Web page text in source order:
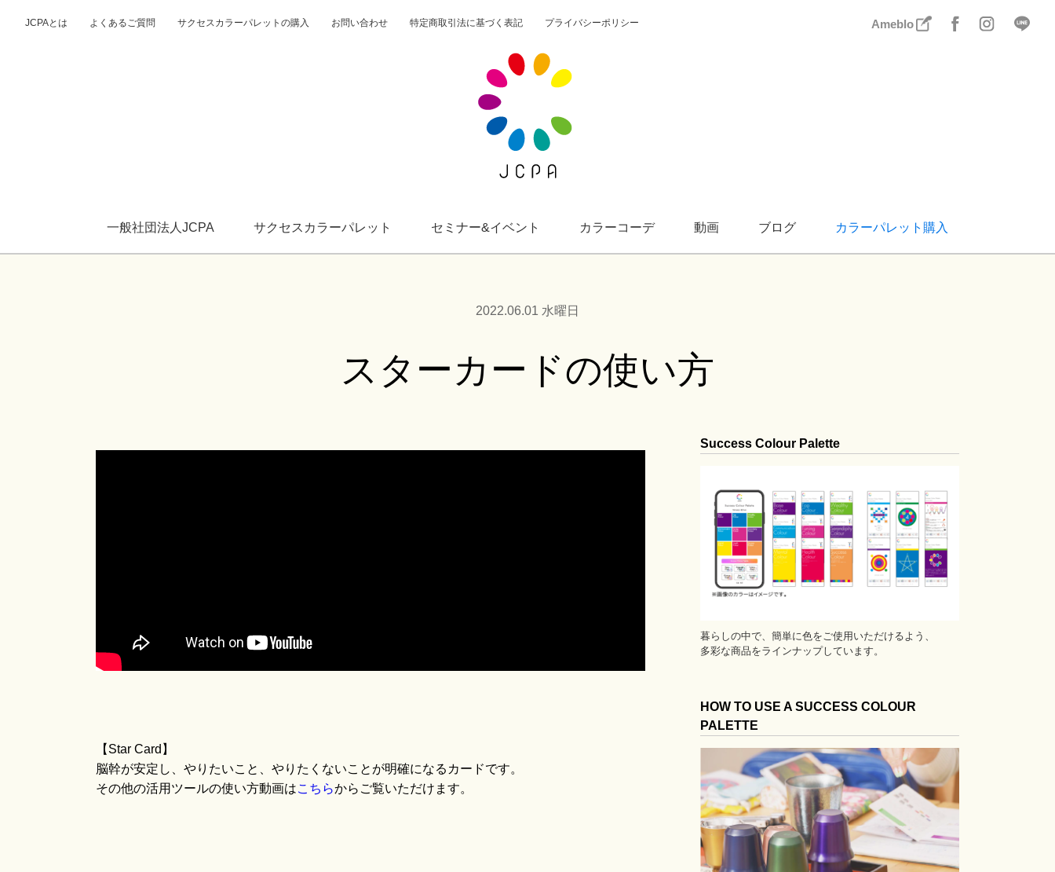
JCPAとは よくあるご質問 サクセスカラーパレットの購入 お問い合わせ 特定商取引法に基づく表記 プライバシーポリシー Ameblo
一般社団法人JCPA サクセスカラーパレット セミナー&イベント カラーコーデ 動画 ブログ カラーパレット購入
一般社団法人JCPA
サクセスカラーパレット
カラーパレット購入
ブログ
2022.06.01 水曜日
スターカードの使い方
【Star Card】
脳幹が安定し、やりたいこと、やりたくないことが明確になるカードです。
その他の活用ツールの使い方動画はこちらからご覧いただけます。
Success Colour Palette
暮らしの中で、簡単に色をご使用いただけるよう、
多彩な商品をラインナップしています。
HOW TO USE A SUCCESS COLOUR
PALETTE